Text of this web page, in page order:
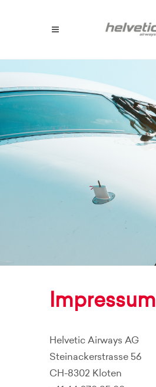
Impressum
Helvetic Airways AG
Steinackerstrasse 56
CH-8302 Kloten